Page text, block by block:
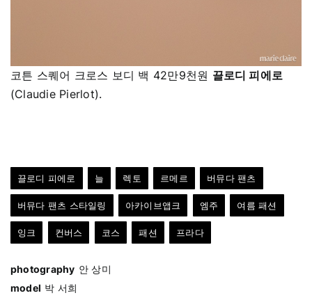
코튼 스퀘어 크로스 보디 백 42만9천원 끌로디 피에로
(Claudie Pierlot).
끌로디 피에로 늘 렉토 르메르 버뮤다 팬츠
버뮤다 팬츠 스타일링 아카이브앱크 엠주 여름 패션
잉크 컨버스 코스 패션 프라다
photography 안 상미
model 박 서희